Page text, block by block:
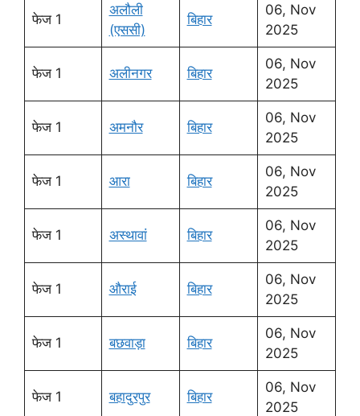
फेज 1
अलौली
(एससी)
बिहार
06, Nov
2025
फेज 1 अलीनगर बिहार
06, Nov
2025
फेज 1 अमनौर बिहार
06, Nov
2025
फेज 1 आरा बिहार
06, Nov
2025
फेज 1 अस्थावां बिहार
06, Nov
2025
फेज 1 औराई बिहार
06, Nov
2025
फेज 1 बछवाड़ा बिहार
06, Nov
2025
फेज 1 बहादुरपुर बिहार
06, Nov
2025